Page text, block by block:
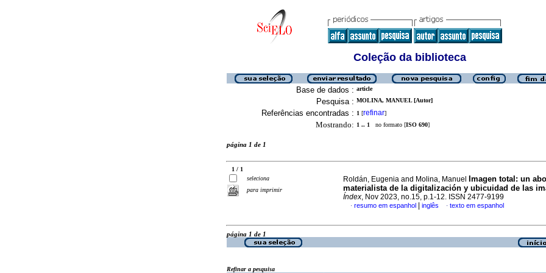
Coleção da biblioteca
Base de dados : article
Pesquisa : MOLINA, MANUEL [Autor]
Referências encontradas : 1 [refinar]
Mostrando: 1 .. 1 no formato [ISO 690]
página 1 de 1
1 / 1
seleciona
para imprimir
Roldán, Eugenia and Molina, Manuel
Imagen total: un
materialista de la digitalización y ubicuidad de las
Índex, Nov 2023, no.15, p.1-12. ISSN 2477-9199
· resumo em espanhol inglês · texto em espanhol
página 1 de 1
Refinar a pesquisa